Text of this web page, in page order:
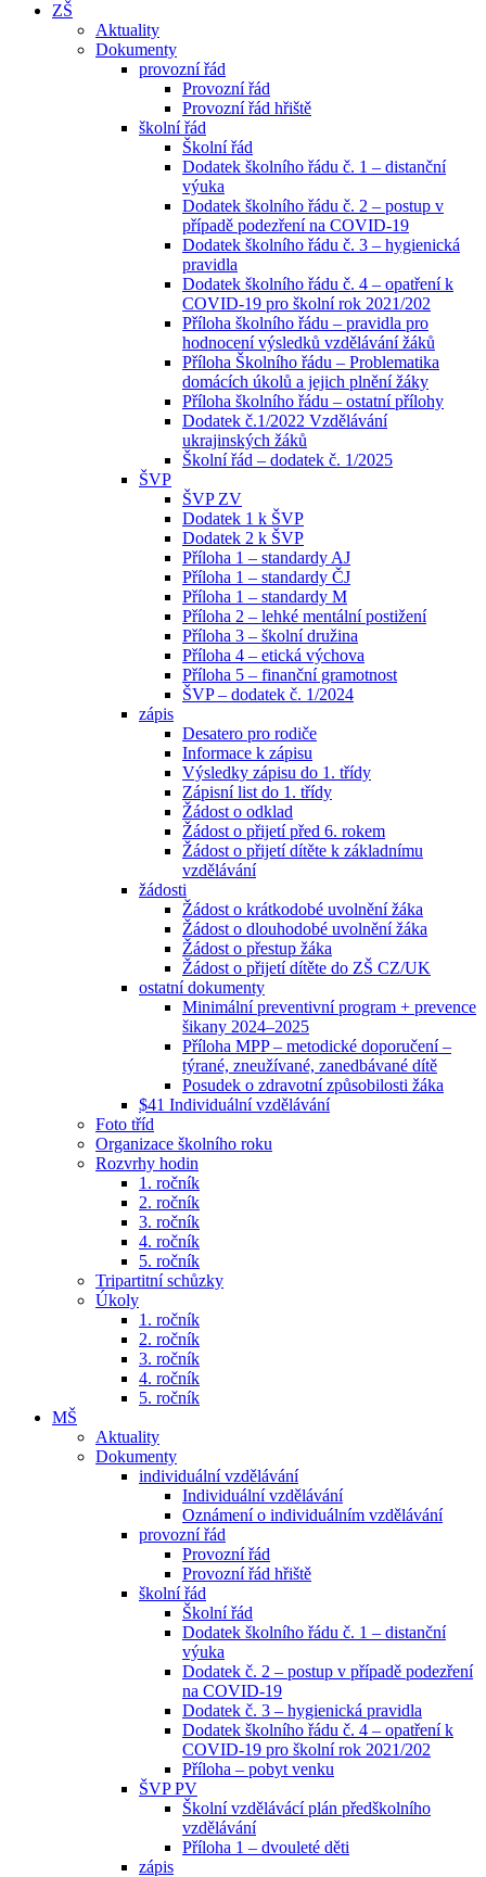
ZŠ
Aktuality
Dokumenty
provozní řád
Provozní řád
Provozní řád hřiště
školní řád
Školní řád
Dodatek školního řádu č. 1 – distanční
výuka
Dodatek školního řádu č. 2 – postup v
případě podezření na COVID-19
Dodatek školního řádu č. 3 – hygienická
pravidla
Dodatek školního řádu č. 4 – opatření k
COVID-19 pro školní rok 2021/202
Příloha školního řádu – pravidla pro
hodnocení výsledků vzdělávání žáků
Příloha Školního řádu – Problematika
domácích úkolů a jejich plnění žáky
Příloha školního řádu – ostatní přílohy
Dodatek č.1/2022 Vzdělávání
ukrajinských žáků
Školní řád – dodatek č. 1/2025
ŠVP
ŠVP ZV
Dodatek 1 k ŠVP
Dodatek 2 k ŠVP
Příloha 1 – standardy AJ
Příloha 1 – standardy ČJ
Příloha 1 – standardy M
Příloha 2 – lehké mentální postižení
Příloha 3 – školní družina
Příloha 4 – etická výchova
Příloha 5 – finanční gramotnost
ŠVP – dodatek č. 1/2024
zápis
Desatero pro rodiče
Informace k zápisu
Výsledky zápisu do 1. třídy
Zápisní list do 1. třídy
Žádost o odklad
Žádost o přijetí před 6. rokem
Žádost o přijetí dítěte k základnímu
vzdělávání
žádosti
Žádost o krátkodobé uvolnění žáka
Žádost o dlouhodobé uvolnění žáka
Žádost o přestup žáka
Žádost o přijetí dítěte do ZŠ CZ/UK
ostatní dokumenty
Minimální preventivní program + prevence
šikany 2024–2025
Příloha MPP – metodické doporučení –
týrané, zneužívané, zanedbávané dítě
Posudek o zdravotní způsobilosti žáka
$41 Individuální vzdělávání
Foto tříd
Organizace školního roku
Rozvrhy hodin
1. ročník
2. ročník
3. ročník
4. ročník
5. ročník
Tripartitní schůzky
Úkoly
1. ročník
2. ročník
3. ročník
4. ročník
5. ročník
MŠ
Aktuality
Dokumenty
individuální vzdělávání
Individuální vzdělávání
Oznámení o individuálním vzdělávání
provozní řád
Provozní řád
Provozní řád hřiště
školní řád
Školní řád
Dodatek školního řádu č. 1 – distanční
výuka
Dodatek č. 2 – postup v případě podezření
na COVID-19
Dodatek č. 3 – hygienická pravidla
Dodatek školního řádu č. 4 – opatření k
COVID-19 pro školní rok 2021/202
Příloha – pobyt venku
ŠVP PV
Školní vzdělávácí plán předškolního
vzdělávání
Příloha 1 – dvouleté děti
zápis